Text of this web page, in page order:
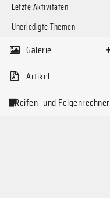
Letzte Aktivitäten
Unerledigte Themen
Galerie
Artikel
Reifen- und Felgenrechner